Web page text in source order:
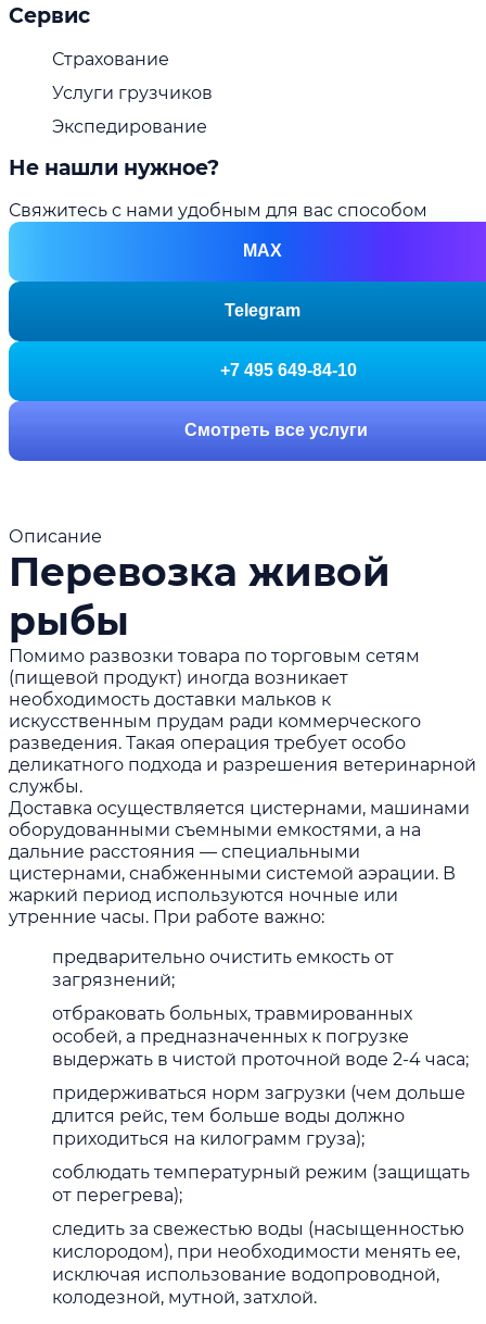
Сервис
Страхование
Услуги грузчиков
Экспедирование
Не нашли нужное?
Свяжитесь с нами удобным для вас способом
MAX
Telegram
+7 495 649-84-10
Смотреть все услуги
Описание
Перевозка живой
рыбы
Помимо развозки товара по торговым сетям
(пищевой продукт) иногда возникает
необходимость доставки мальков к
искусственным прудам ради коммерческого
разведения. Такая операция требует особо
деликатного подхода и разрешения ветеринарной
службы.
Доставка осуществляется цистернами, машинами
оборудованными съемными емкостями, а на
дальние расстояния — специальными
цистернами, снабженными системой аэрации. В
жаркий период используются ночные или
утренние часы. При работе важно:
предварительно очистить емкость от
загрязнений;
отбраковать больных, травмированных
особей, а предназначенных к погрузке
выдержать в чистой проточной воде 2-4 часа;
придерживаться норм загрузки (чем дольше
длится рейс, тем больше воды должно
приходиться на килограмм груза);
соблюдать температурный режим (защищать
от перегрева);
следить за свежестью воды (насыщенностью
кислородом), при необходимости менять ее,
исключая использование водопроводной,
колодезной, мутной, затхлой.